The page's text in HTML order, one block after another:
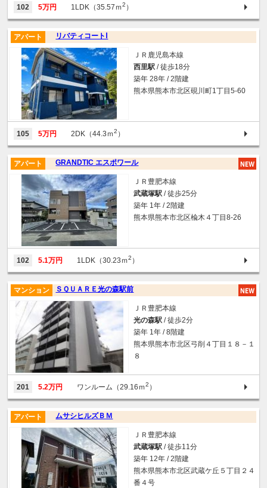
102 5万円 1LDK（35.57ｍ2 ）
リバティコートⅠ
アパート
ＪＲ鹿児島本線
西里駅 / 徒歩18分
築年 28年 / 2階建
熊本県熊本市北区硯川町1丁目5-60
105 5万円 2DK（44.3ｍ2 ）
GRANDTIC エスポワール
アパート
ＪＲ豊肥本線
武蔵塚駅 / 徒歩25分
築年 1年 / 2階建
熊本県熊本市北区楡木４丁目8-26
102 5.1万円 1LDK（30.23ｍ2 ）
ＳＱＵＡＲＥ光の森駅前
マンション
ＪＲ豊肥本線
光の森駅 / 徒歩2分
築年 1年 / 8階建
熊本県熊本市北区弓削４丁目１８－１
８
201 5.2万円 ワンルーム（29.16ｍ2 ）
ムサシヒルズＢＭ
アパート
ＪＲ豊肥本線
武蔵塚駅 / 徒歩11分
築年 12年 / 2階建
熊本県熊本市北区武蔵ケ丘５丁目２４
番４号